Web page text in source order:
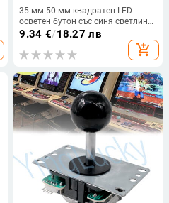
35 мм 50 мм квадратен LED
осветен бутон със синя светлина
5V 12V аркаден превключвател
автомат за игра с монети Шкаф
Направи си сам
9.34 €/18.27 лв
add_shopping_cart